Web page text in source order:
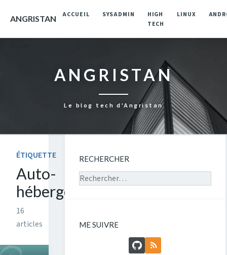
ANGRISTAN ACCUEIL SYSADMIN
HIGH
TECH
LINUX
ANGRISTAN
Le blog tech d'Angristan
ÉTIQUETTE
Auto-
hébergement
16
articles
RECHERCHER
Rechercher sur le site
ME SUIVRE
GitHubFlux RSS